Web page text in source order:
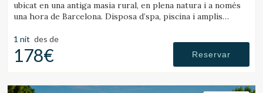
ubicat en una antiga masia rural, en plena natura i a només
una hora de Barcelona. Disposa d’spa, piscina i amplis
1 nit des de
178€ Reservar